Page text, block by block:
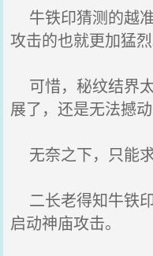
牛铁印猜测的越
攻击的也就更加猛烈
可惜，秘纹结界
展了，还是无法撼动
无奈之下，只能求
二长老得知牛铁
启动神庙攻击。